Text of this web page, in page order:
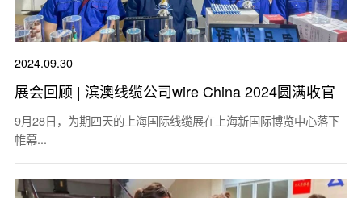
2024.09.30
展会回顾 | 滨澳线缆公司wire China 2024圆满收官
9月28日，为期四天的上海国际线缆展在上海新国际博览中心落下
帷幕...